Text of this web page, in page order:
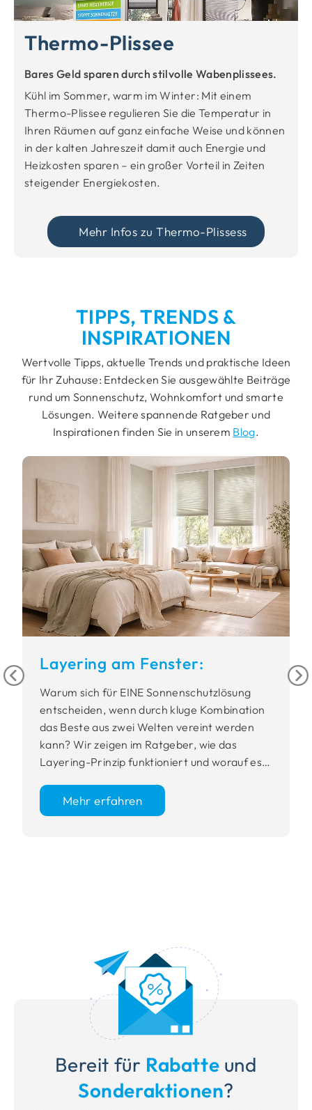
Thermo-Plissee
Bares Geld sparen durch stilvolle Wabenplissees.
Kühl im Sommer, warm im Winter: Mit einem
Thermo-Plissee regulieren Sie die Temperatur in
Ihren Räumen auf ganz einfache Weise und können
in der kalten Jahreszeit damit auch Energie und
Heizkosten sparen – ein großer Vorteil in Zeiten
steigender Energiekosten.
Mehr Infos zu Thermo-Plissess
TIPPS, TRENDS &
INSPIRATIONEN
Wertvolle Tipps, aktuelle Trends und praktische Ideen
für Ihr Zuhause: Entdecken Sie ausgewählte Beiträge
rund um Sonnenschutz, Wohnkomfort und smarte
Lösungen. Weitere spannende Ratgeber und
Inspirationen finden Sie in unserem Blog.
Layering am Fenster:
Warum sich für EINE Sonnenschutzlösung
entscheiden, wenn durch kluge Kombination
das Beste aus zwei Welten vereint werden
kann? Wir zeigen im Ratgeber, wie das
Layering-Prinzip funktioniert und worauf es…
Mehr erfahren
Bereit für Rabatte und
Sonderaktionen?